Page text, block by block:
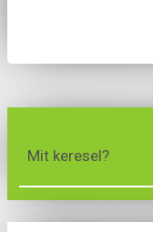
Mit keresel?